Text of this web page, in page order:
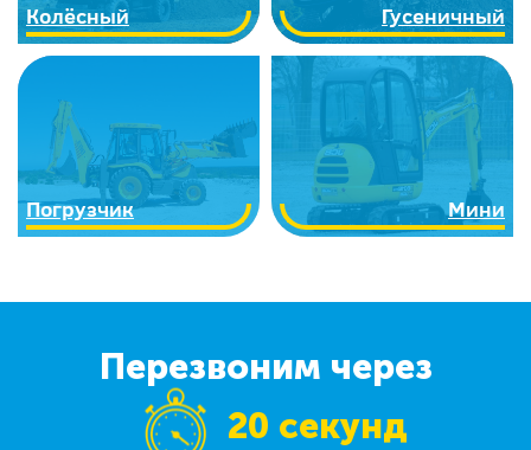
Колёсный Гусеничный
Погрузчик Мини
Перезвоним через
20 секунд